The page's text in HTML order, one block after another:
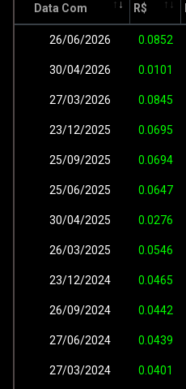
Data Com R$
26/06/2026 0.0852
30/04/2026 0.0101
27/03/2026 0.0845
23/12/2025 0.0695
25/09/2025 0.0694
25/06/2025 0.0647
30/04/2025 0.0276
26/03/2025 0.0546
23/12/2024 0.0465
26/09/2024 0.0442
27/06/2024 0.0439
27/03/2024 0.0401